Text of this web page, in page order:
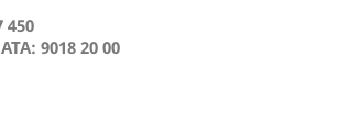
450
9018 20 00